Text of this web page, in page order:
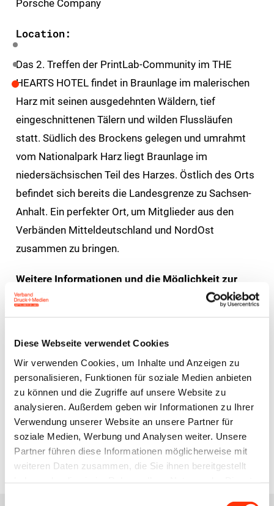
Diese Webseite verwendet Cookies
Wir verwenden Cookies, um Inhalte und Anzeigen zu
personalisieren, Funktionen für soziale Medien anbieten
zu können und die Zugriffe auf unsere Website zu
analysieren. Außerdem geben wir Informationen zu Ihrer
Verwendung unserer Website an unsere Partner für
soziale Medien, Werbung und Analysen weiter. Unsere
Partner führen diese Informationen möglicherweise mit
weiteren Daten zusammen, die Sie ihnen bereitgestellt
Porsche Company
Location:
Das 2. Treffen der PrintLab-Community im THE
HEARTS HOTEL findet in Braunlage im malerischen
Harz mit seinen ausgedehnten Wäldern, tief
eingeschnittenen Tälern und wilden Flussläufen
statt. Südlich des Brockens gelegen und umrahmt
vom Nationalpark Harz liegt Braunlage im
niedersächsischen Teil des Harzes. Östlich des Orts
befindet sich bereits die Landesgrenze zu Sachsen-
Anhalt. Ein perfekter Ort, um Mitglieder aus den
Verbänden Mitteldeutschland und NordOst
zusammen zu bringen.
Weitere Informationen und die Möglichkeit zur
Anmeldung finden Sie unter
www.printlab.de
02. November 2023 Start 16:00 Uhr
03. November 2023 Ende 17:30 Uhr
Zum Programm und zur
Anmeldung